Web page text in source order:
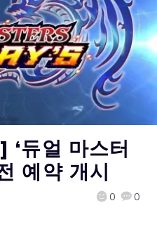
듀얼 마스터
예약 개시
0 0